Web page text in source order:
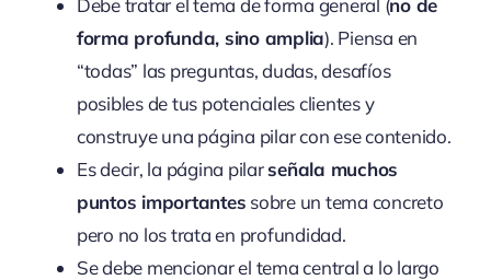
Debe tratar el tema de forma general (no de
forma profunda, sino amplia). Piensa en
“todas” las preguntas, dudas, desafíos
posibles de tus potenciales clientes y
construye una página pilar con ese contenido.
Es decir, la página pilarseñala muchos
puntos importantes sobre un tema concreto
pero no los trata en profundidad.
Se debe mencionar el tema central a lo largo